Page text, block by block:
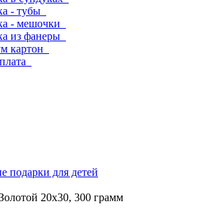
- тубы
- мешочки
из фанеры
картон
подарки для детей
20х30, 300 грамм